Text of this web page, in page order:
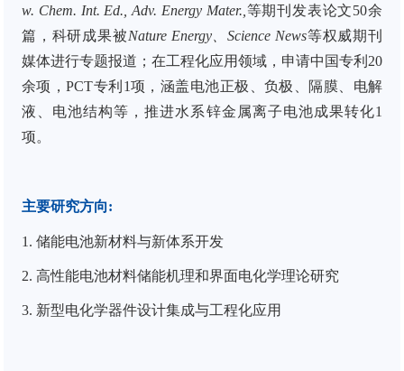
w. Chem. Int. Ed., Adv. Energy Mater., 等期刊发表论文50余
篇，科研成果被Nature Energy、Science News等权威期刊
媒体进行专题报道；在工程化应用领域，申请中国专利 20
余项，PCT专利 1项，涵盖电池正极、负极、隔膜、电解
液、电池结构等，推进水系锌金属离子电池成果转化1
项。
主要研究方向:
1. 储能电池新材料与新体系开发
2. 高性能电池材料储能机理和界面电化学理论研究
3. 新型电化学器件设计集成与工程化应用